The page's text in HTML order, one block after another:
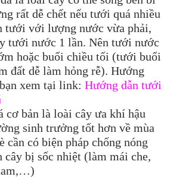
rất dễ chết nếu tưới quá nhiều
tưới với lượng nước vừa phải,
tưới nước 1 lần. Nên tưới nước
hoặc buổi chiều tối (tưới buổi
đất dễ làm hỏng rễ). Hướng
xem tại link: Hướng dẫn tưới
cơ bản là loài cây ưa khí hậu
sinh trưởng tốt hơn về mùa
cần có biện pháp chống nóng
cây bị sốc nhiệt (làm mái che,